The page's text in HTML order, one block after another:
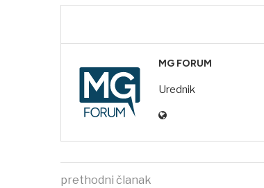
MG FORUM
Urednik
prethodni članak